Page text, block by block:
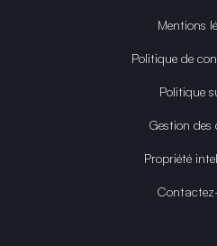
Mentions
Politique de
Politique
Gestion des
Propriété